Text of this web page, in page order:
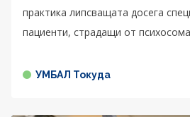
практика липсващата досега
пациенти, страдащи от
УМБАЛ Токуда